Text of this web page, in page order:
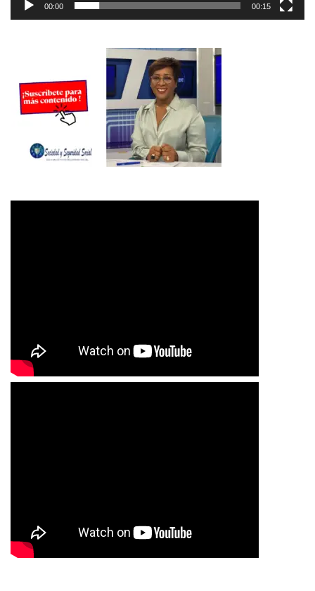
00:00 00:15